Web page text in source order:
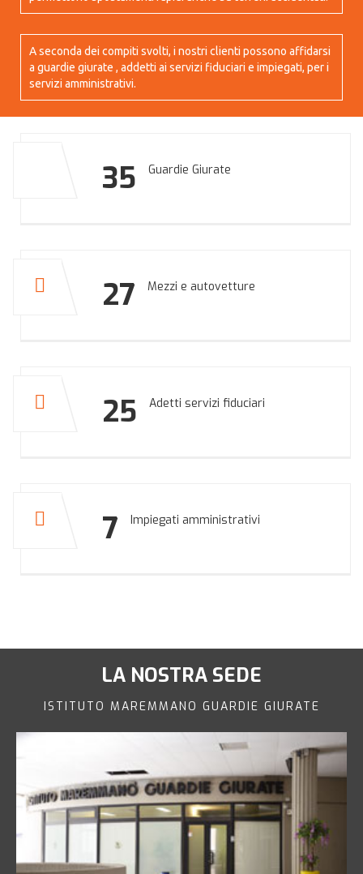
A seconda dei compiti svolti, i nostri clienti possono affidarsi
a guardie giurate , addetti ai servizi fiduciari e impiegati, per i
servizi amministrativi.
35 Guardie Giurate
27 Mezzi e autovetture
25 Adetti servizi fiduciari
7 Impiegati amministrativi
LA NOSTRA SEDE
ISTITUTO MAREMMANO GUARDIE GIURATE